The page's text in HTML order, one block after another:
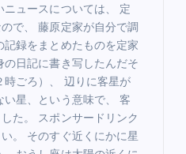
ュースについては、 定
で、 藤原定家が自分で調
録をまとめたものを定家
日記に書き写したんだそ
時ごろ）、 辺りに客星が
星、という意味で、 客
た。 スポンサードリンク
。 そのすぐ近くにかに星